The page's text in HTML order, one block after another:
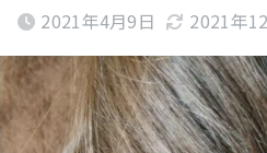
2021年4月9日 2021年